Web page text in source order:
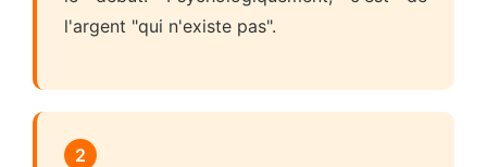
l'argent "qui n'existe pas".
2